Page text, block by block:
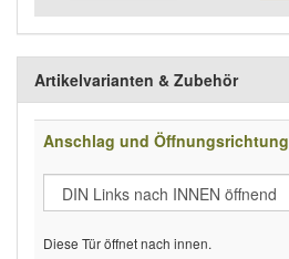
Artikelvarianten & Zubehör
Anschlag und Öffnungsrichtung
Diese Tür öffnet nach innen.